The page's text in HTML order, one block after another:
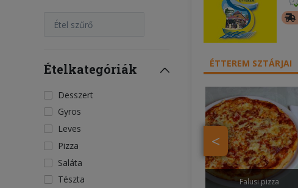
Étel szűrő
Ételkategóriák
Desszert
Gyros
Leves
Pizza
Saláta
Tészta
ÉTTEREM SZTÁRJAI
<
Falusi pizza